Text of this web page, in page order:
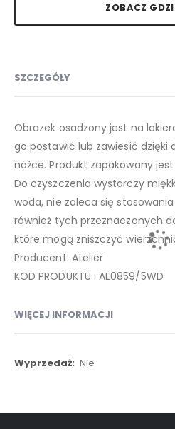
ZOBACZ
SZCZEGÓŁY
Obrazek osadzony jest na
go postawić lub zawiesić dzięki
nóżce. Produkt zapakowany
Do czyszczenia wystarczy
woda, nie zaleca się
również tych przeznaczonych
które mogą zniszczyć
Producent: Atelier
KOD PRODUKTU : AE0859/5WD
WIĘCEJ INFORMACJI
Więcej
Nie